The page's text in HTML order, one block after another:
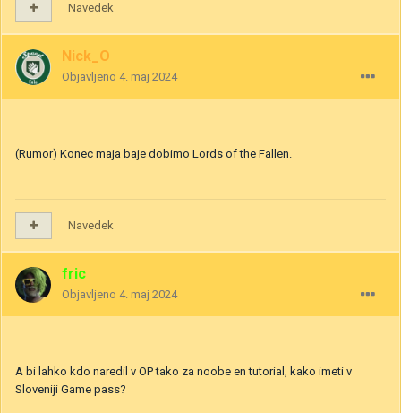
Navedek
Nick_O
Objavljeno 4. maj 2024
(Rumor) Konec maja baje dobimo Lords of the Fallen.
Navedek
fric
Objavljeno 4. maj 2024
A bi lahko kdo naredil v OP tako za noobe en tutorial, kako imeti v
Sloveniji Game pass?